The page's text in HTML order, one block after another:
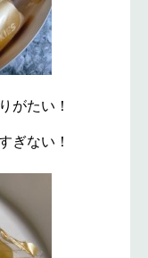
がたい！
ぎない！